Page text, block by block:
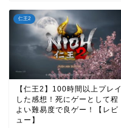
仁王2
【仁王2】100時間以上プレイ
した感想！死にゲーとして程
よい難易度で良ゲー！【レビ
ュー】